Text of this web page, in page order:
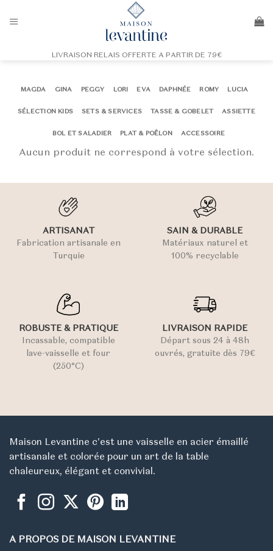
au
LIVRAISON RELAIS OFFERTE A PARTIR DE 79€
MAGDA GINA PEGGY LORI EVA DAPHNÉE ROMY LUCIA
SÉLECTION KIDS SETS & SERVICES TASSE & GOBELET ASSIETTE
BOL ET SALADIER PLAT & POÊLON ACCESSOIRE
Aucun produit ne correspond à votre sélection.
ARTISANAT
Fabrication artisanale en
Turquie
SAIN & DURABLE
Matériaux naturel et
100% recyclable
ROBUSTE & PRATIQUE
Incassable, compatible
lave-vaisselle et four
(250°C)
LIVRAISON RAPIDE
Départ sous 24 à 48h
ouvrés, gratuite dès 79€
Maison Levantine c'est une vaisselle en acier émaillé
artisanale et colorée pour un art de la table
chaleureux, élégant et convivial.
A PROPOS DE MAISON LEVANTINE